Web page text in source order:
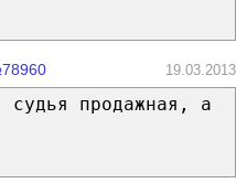
19.03.2013
судья продажная, а